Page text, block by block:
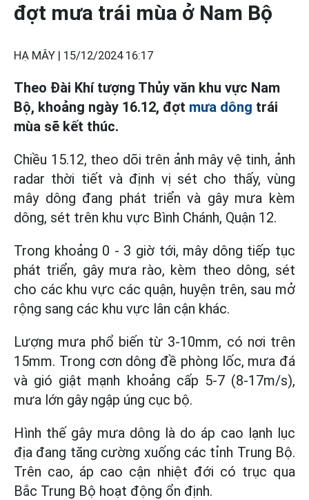
đợt mưa trái mùa ở Nam Bộ
HẠ MÂY | 15/12/2024 16:17
Theo Đài Khí tượng Thủy văn khu vực Nam
Bộ, khoảng ngày 16.12, đợt mưa dông trái
mùa sẽ kết thúc.
Chiều 15.12, theo dõi trên ảnh mây vệ tinh, ảnh
radar thời tiết và định vị sét cho thấy, vùng
mây dông đang phát triển và gây mưa kèm
dông, sét trên khu vực Bình Chánh, Quận 12.
Trong khoảng 0 - 3 giờ tới, mây dông tiếp tục
phát triển, gây mưa rào, kèm theo dông, sét
cho các khu vực các quận, huyện trên, sau mở
rộng sang các khu vực lân cận khác.
Lượng mưa phổ biến từ 3-10mm, có nơi trên
15mm. Trong cơn dông đề phòng lốc, mưa đá
và gió giật mạnh khoảng cấp 5-7 (8-17m/s),
mưa lớn gây ngập úng cục bộ.
Hình thế gây mưa dông là do áp cao lạnh lục
địa đang tăng cường xuống các tỉnh Trung Bộ.
Trên cao, áp cao cận nhiệt đới có trục qua
Bắc Trung Bộ hoạt động ổn định.